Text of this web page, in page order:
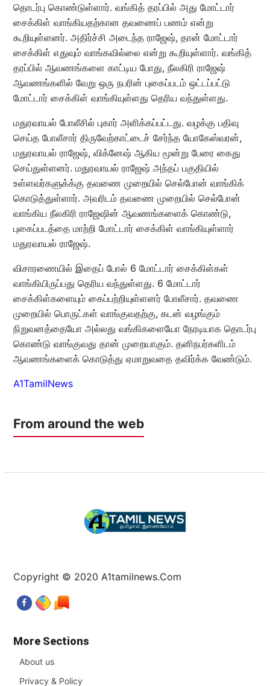
தொடர்பு கொண்டுள்ளார். வங்கித் தரப்பில் அது மோட்டார்
சைக்கிள் வாங்கியதற்கான தவணைப் பணம் என்று
கூறியுள்ளனர். அதிர்ச்சி அடைந்த ராஜேஷ், தான் மோட்டார்
சைக்கிள் எதுவும் வாங்கவில்லை என்று கூறியுள்ளார். வங்கித்
தரப்பில் ஆவணங்களை காட்டிய போது, நீலகிரி ராஜேஷ்
ஆவணங்களில் வேறு ஒரு நபரின் புகைப்படம் ஒட்டப்பட்டு
மோட்டார் சைக்கிள் வாங்கியுள்ளது தெரிய வந்துள்ளது.
மதுரவாயல் போலீசில் புகார் அளிக்கப்பட்டது. வழக்கு பதிவு
செய்த போலீசார் திருவேற்காட்டைச் சேர்ந்த யோகேஸ்வரன்,
மதுரவாயல் ராஜேஷ், விக்னேஷ் ஆகிய மூன்று பேரை கைது
செய்துள்ளனர். மதுரவாயல் ராஜேஷ் அந்தப் பகுதியில்
உள்ளவர்களுக்க்கு தவணை முறையில் செல்போன் வாங்கிக்
கொடுத்துள்ளார். அவரிடம் தவணை முறையில் செல்போன்
வாங்கிய நீலகிரி ராஜேஷின் ஆவணங்களைக் கொண்டு,
புகைப்படத்தை மாற்றி மோட்டார் சைக்கிள் வாங்கியுள்ளார்
மதுரவாயல் ராஜேஷ்.
விசாரணையில் இதைப் போல் 6 மோட்டார் சைக்கிள்கள்
வாங்கியிருப்பது தெரிய வந்துள்ளது. 6 மோட்டார்
சைக்கிள்களையும் கைப்பற்றியுள்ளனர் போலீசார். தவணை
முறையில் பொருட்கள் வாங்குவதற்கு, கடன் வழங்கும்
நிறுவனத்தையோ அல்லது வங்கிகளையோ நேரடியாக தொடர்பு
கொண்டு வாங்குவது தான் முறையாகும். தனிநபர்களிடம்
ஆவணங்களைக் கொடுத்து ஏமாறுவதை தவிர்க்க வேண்டும்.
A1TamilNews
From around the web
Copyright © 2020 A1tamilnews.Com
More Sections
About us
Privacy & Policy